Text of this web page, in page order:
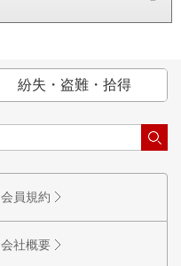
紛失・盗難・拾得
会員規約
会社概要